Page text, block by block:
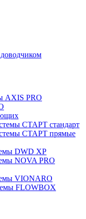
AXIS PRO
СТАРТ стандарт
СТАРТ прямые
DWD XP
NOVA PRO
VIONARO
FLOWBOX